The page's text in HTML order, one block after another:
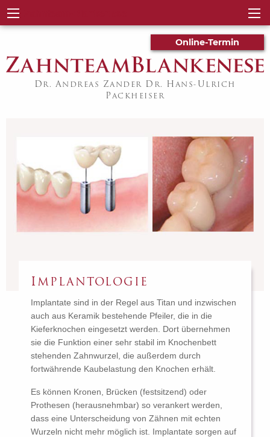
Online-Termin
D R. ANDREAS ZANDER D R. H ANS- U LRICH
P ACKHEISER
IMPLANTOLOGIE
Implantate sind in der Regel aus Titan und inzwischen
auch aus Keramik bestehende Pfeiler, die in die
Kieferknochen eingesetzt werden. Dort übernehmen
sie die Funktion einer sehr stabil im Knochenbett
stehenden Zahnwurzel, die außerdem durch
fortwährende Kaubelastung den Knochen erhält.
Es können Kronen, Brücken (festsitzend) oder
Prothesen (herausnehmbar) so verankert werden,
dass eine Unterscheidung von Zähnen mit echten
Wurzeln nicht mehr möglich ist. Implantate sorgen auf